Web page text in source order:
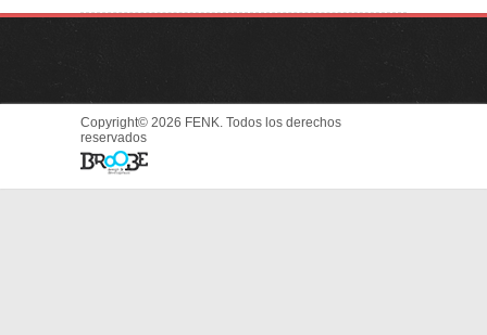
Copyright© 2026 FENK. Todos los derechos
reservados